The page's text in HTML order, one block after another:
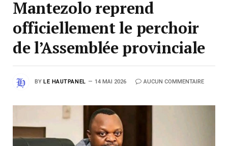
Mantezolo reprend
officiellement le perchoir
de l’Assemblée provinciale
BY LE HAUTPANEL 14 MAI 2026 AUCUN COMMENTAIRE